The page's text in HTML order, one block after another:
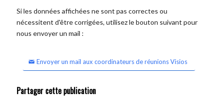
Si les données affichées ne sont pas correctes ou
nécessitent d'être corrigées, utilisez le bouton suivant pour
nous envoyer un mail :
Envoyer un mail aux coordinateurs de réunions Visios
Partager cette publication